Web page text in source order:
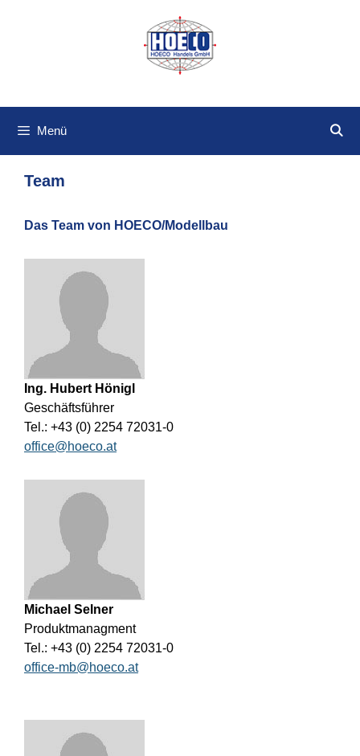
Menü
Team
Das Team von HOECO/Modellbau
Ing. Hubert Hönigl
Geschäftsführer
Tel.: +43 (0) 2254 72031-0
office@hoeco.at
Michael Selner
Produktmanagment
Tel.: +43 (0) 2254 72031-0
office-mb@hoeco.at